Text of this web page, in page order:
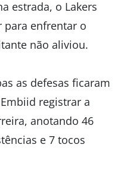
estrada, o Lakers
para enfrentar o
não aliviou.
as defesas ficaram
registrar a
anotando 46
e 7 tocos